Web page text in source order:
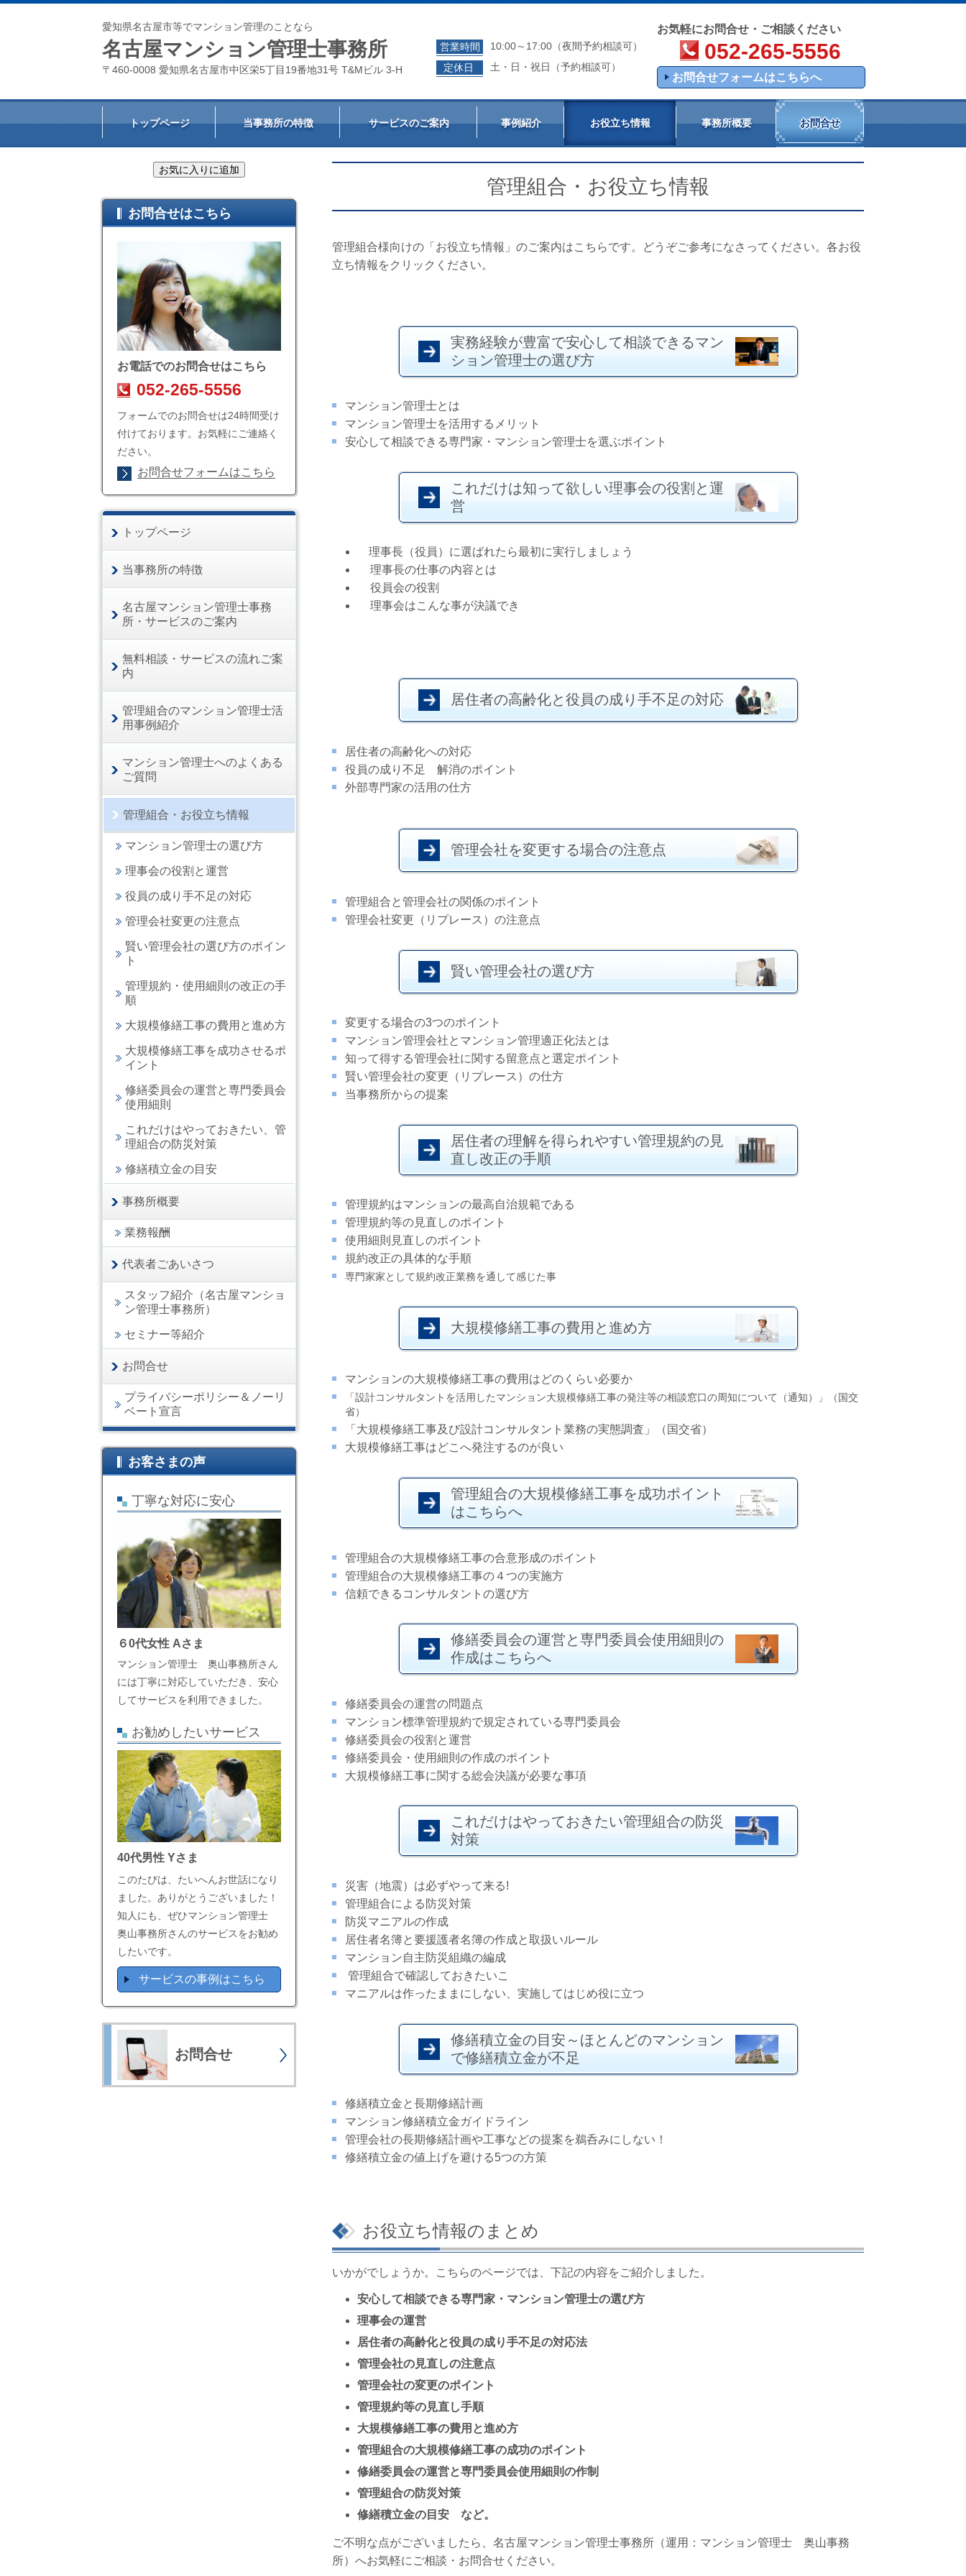
愛知県名古屋市等でマンション管理のことなら
名古屋マンション管理士事務所
〒460-0008 愛知県名古屋市中区栄5丁目19番地31号 T&Mビル 3-H
営業時間
10:00～17:00（夜間予約相談可）
定休日
土・日・祝日（予約相談可）
お気軽にお問合せ・ご相談ください
052-265-5556
お問合せフォームはこちらへ
トップページ 当事務所の特徴 サービスのご案内 事例紹介 お役立ち情報 事務所概要 お問合せ
管理組合・お役立ち情報
管理組合様向けの「お役立ち情報」のご案内はこちらです。どうぞご参考になさってください。各お役
立ち情報をクリックください。
実務経験が豊富で安心して相談できるマン
ション管理士の選び方
マンション管理士とは
マンション管理士を活用するメリット
安心して相談できる専門家・マンション管理士を選ぶポイント
これだけは知って欲しい理事会の役割と運
営
理事長（役員）に選ばれたら最初に実行しましょう
理事長の仕事の内容とは
役員会の役割
理事会はこんな事が決議でき
居住者の高齢化と役員の成り手不足の対応
居住者の高齢化への対応
役員の成り不足
解消のポイント
外部専門家の活用の仕方
管理会社を変更する場合の注意点
管理組合と管理会社の関係のポイント
管理会社変更（リプレース）の注意点
賢い管理会社の選び方
変更する場合の3つのポイント
マンション管理会社とマンション管理適正化法とは
知って得する管理会社に関する留意点と選定ポイント
賢い管理会社の変更（リプレース）の仕方
当事務所からの提案
居住者の理解を得られやすい管理規約の見
直し改正の手順
管理規約はマンションの最高自治規範である
管理規約等の見直しのポイント
使用細則見直しのポイント
規約改正の具体的な手順
専門家家として規約改正業務を通して感じた事
大規模修繕工事の費用と進め方
マンションの大規模修繕工事の費用はどのくらい必要か
「設計コンサルタントを活用したマンション大規模修繕工事の発注等の相談窓口の周知について（通知）」（国交
省）
「大規模修繕工事及び設計コンサルタント業務の実態調査 」（国交省）
大規模修繕工事はどこへ発注するのが良い
管理組合の大規模修繕工事を成功ポイント
はこちらへ
管理組合の大規模修繕工事の合意形成のポイント
管理組合の大規模修繕工事の４つの実施方
信頼できるコンサルタントの選び方
修繕委員会の運営と専門委員会使用細則の
作成はこちらへ
修繕委員会の運営の問題点
マンション標準管理規約で規定されている専門委員会
修繕委員会の役割と運営
修繕委員会・使用細則の作成のポイント
大規模修繕工事に関する総会決議が必要な事項
これだけはやっておきたい管理組合の防災
対策
災害（地震）は必ずやって来る!
管理組合による防災対策
防災マニアルの作成
居住者名簿と要援護者名簿の作成と取扱いルール
マンション自主防災組織の編成
管理組合で確認しておきたいこ
マニアルは作ったままにしない、実施してはじめ役に立つ
修繕積立金の目安～ほとんどのマンション
で修繕積立金が不足
修繕積立金と長期修繕計画
マンション修繕積立金ガイドライン
管理会社の長期修繕計画や工事などの提案を鵜呑みにしない！
修繕積立金の値上げを避ける5つの方策
お役立ち情報のまとめ
いかがでしょうか。こちらのページでは、下記の内容をご紹介しました。
安心して相談できる専門家・マンション管理士の選び方
理事会の運営
居住者の高齢化と役員の成り手不足の対応法
管理会社の見直しの注意点
管理会社の変更のポイント
管理規約等の見直し手順
大規模修繕工事の費用と進め方
管理組合の大規模修繕工事の成功のポイント
修繕委員会の運営と専門委員会使用細則の作制
管理組合の防災対策
修繕積立金の目安 など。
ご不明な点がございましたら、名古屋マンション管理士事務所（運用：マンション管理士 奥山事務
所）へお気軽にご相談・お問合せください。
お問合せはこちら
お電話でのお問合せはこちら
052-265-5556
フォームでのお問合せは24時間受け
付けております。お気軽にご連絡く
ださい。
お問合せフォームはこちら
トップページ
当事務所の特徴
名古屋マンション管理士事務
所・サービスのご案内
無料相談・サービスの流れご案
内
管理組合のマンション管理士活
用事例紹介
マンション管理士へのよくある
ご質問
管理組合・お役立ち情報
マンション管理士の選び方
理事会の役割と運営
役員の成り手不足の対応
管理会社変更の注意点
賢い管理会社の選び方のポイン
ト
管理規約・使用細則の改正の手
順
大規模修繕工事の費用と進め方
大規模修繕工事を成功させるポ
イント
修繕委員会の運営と専門委員会
使用細則
これだけはやっておきたい、管
理組合の防災対策
修繕積立金の目安
事務所概要
業務報酬
代表者ごあいさつ
スタッフ紹介（名古屋マンショ
ン管理士事務所）
セミナー等紹介
お問合せ
プライバシーポリシー＆ノーリ
ベート宣言
お客さまの声
丁寧な対応に安心
６0代女性 Aさま
マンション管理士 奥山事務所さん
には丁寧に対応していただき、安心
してサービスを利用できました。
お勧めしたいサービス
40代男性 Yさま
このたびは、たいへんお世話になり
ました。ありがとうございました！
知人にも、ぜひマンション管理士
奥山事務所さんのサービスをお勧め
したいです。
サービスの事例はこちら
お問合せ